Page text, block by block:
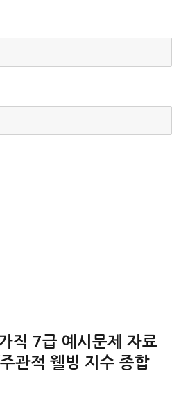
직 7급 예시문제 자료
관적 웰빙 지수 종합